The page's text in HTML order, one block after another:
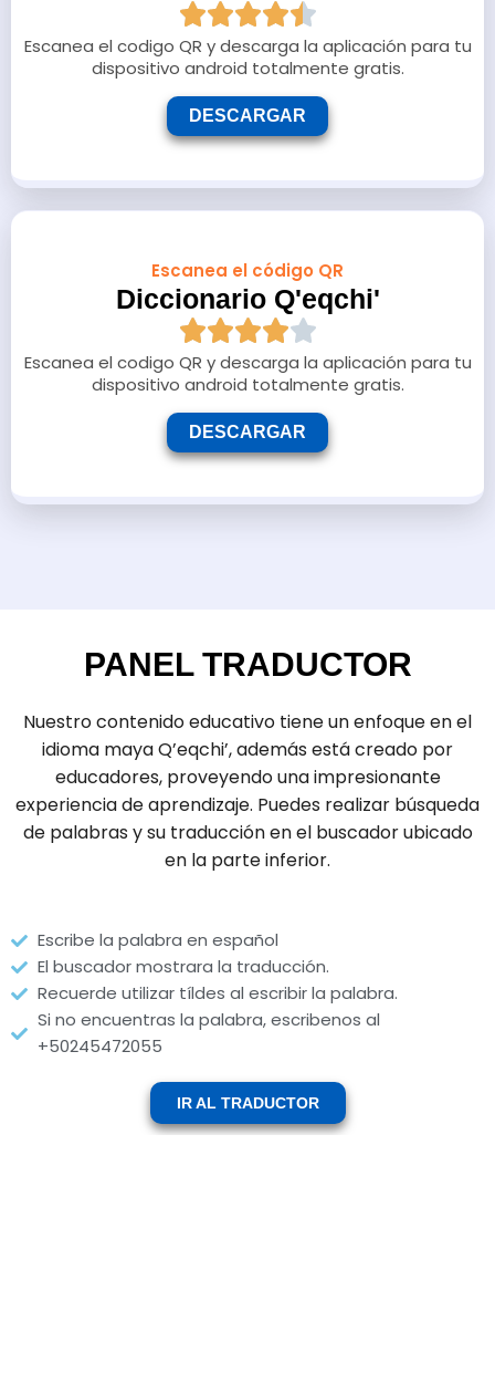
Escanea el codigo QR y descarga la aplicación para tu
dispositivo android totalmente gratis.
DESCARGAR
Escanea el código QR
Diccionario Q'eqchi'
Escanea el codigo QR y descarga la aplicación para tu
dispositivo android totalmente gratis.
DESCARGAR
PANEL TRADUCTOR
Nuestro contenido educativo tiene un enfoque en el
idioma maya Q’eqchi’, además está creado por
educadores, proveyendo una impresionante
experiencia de aprendizaje. Puedes realizar búsqueda
de palabras y su traducción en el buscador ubicado
en la parte inferior.
Escribe la palabra en español
El buscador mostrara la traducción.
Recuerde utilizar tíldes al escribir la palabra.
Si no encuentras la palabra, escribenos al
+50245472055
IR AL TRADUCTOR